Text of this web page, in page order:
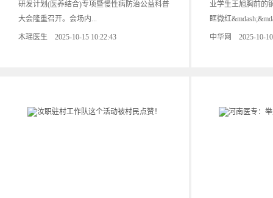
研发计划(医养结合)专项暨慢性病防治公益科普
大会隆重召开。会场内...
木瑶医生 2025-10-15 10:22:43
业学生王旭胸前的
眶微红
中华网 2025-10-10